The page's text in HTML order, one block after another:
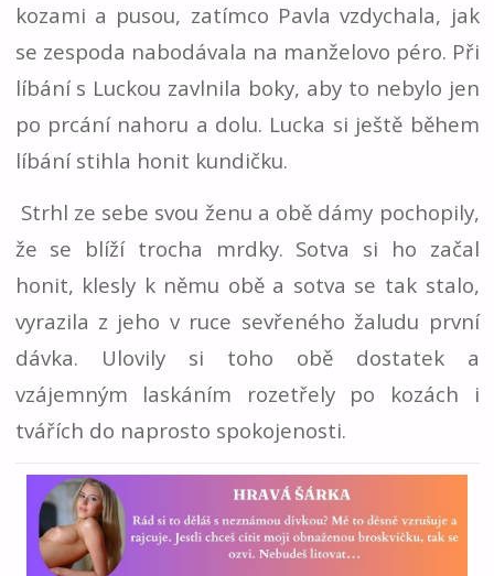
kozami a pusou, zatímco Pavla vzdychala, jak
se zespoda nabodávala na manželovo péro. Při
líbání s Luckou zavlnila boky, aby to nebylo jen
po prcání nahoru a dolu. Lucka si ještě během
líbání stihla honit kundičku.
Strhl ze sebe svou ženu a obě dámy pochopily,
že se blíží trocha mrdky. Sotva si ho začal
honit, klesly k němu obě a sotva se tak stalo,
vyrazila z jeho v ruce sevřeného žaludu první
dávka. Ulovily si toho obě dostatek a
vzájemným laskáním rozetřely po kozách i
tvářích do naprosto spokojenosti.